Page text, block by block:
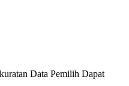
Data Pemilih Dapat